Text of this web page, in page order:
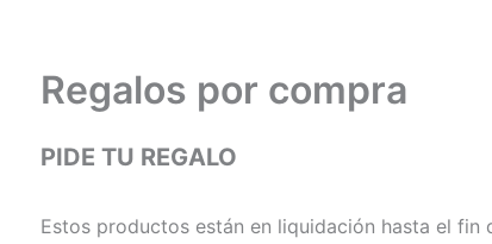
Regalos por compra
PIDE TU REGALO
Estos productos están en liquidación hasta el